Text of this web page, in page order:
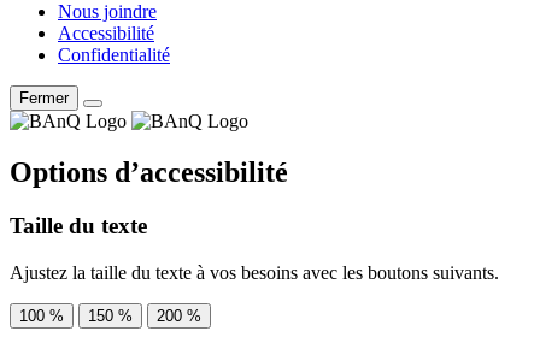
Nous joindre
Accessibilité
Confidentialité
Fermer
Options d’accessibilité
Taille du texte
Ajustez la taille du texte à vos besoins avec les boutons suivants.
100 % 150 % 200 %